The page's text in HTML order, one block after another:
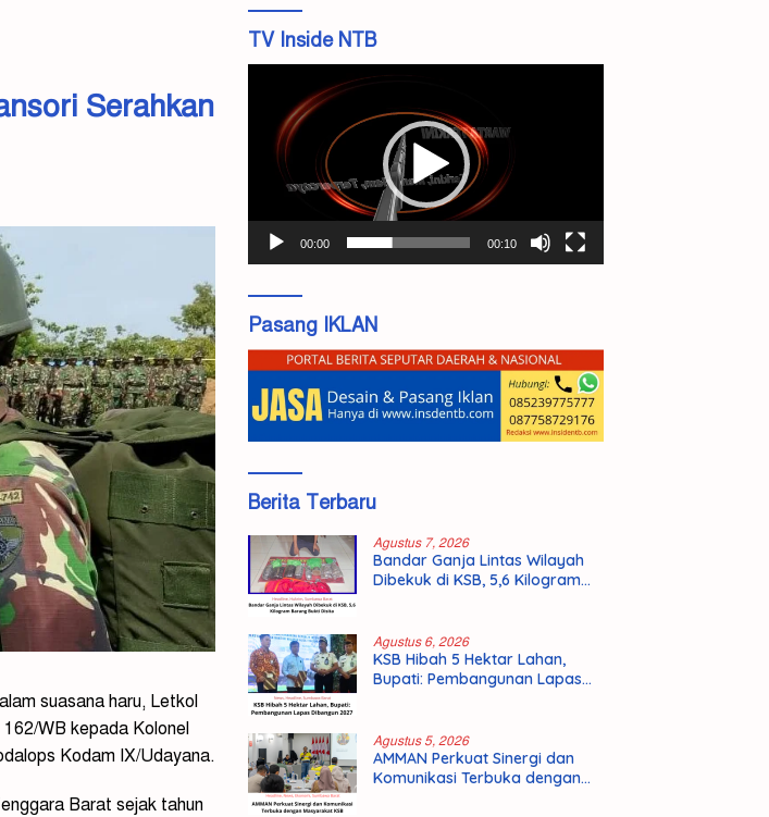
Serahkan
suasana haru, Letkol
WB kepada Kolonel
Kodam IX/Udayana.
Barat sejak tahun
TV Inside NTB
00:00 00:10
Pasang IKLAN
Berita Terbaru
Agustus 7, 2026
Bandar Ganja Lintas Wilayah
Dibekuk di KSB, 5,6 Kilogram
Agustus 6, 2026
KSB Hibah 5 Hektar Lahan,
Bupati: Pembangunan Lapas
Agustus 5, 2026
AMMAN Perkuat Sinergi dan
Komunikasi Terbuka dengan